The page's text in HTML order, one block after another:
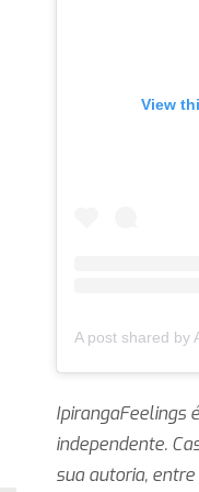
View
IpirangaFeelings
independente.
sua autoria,